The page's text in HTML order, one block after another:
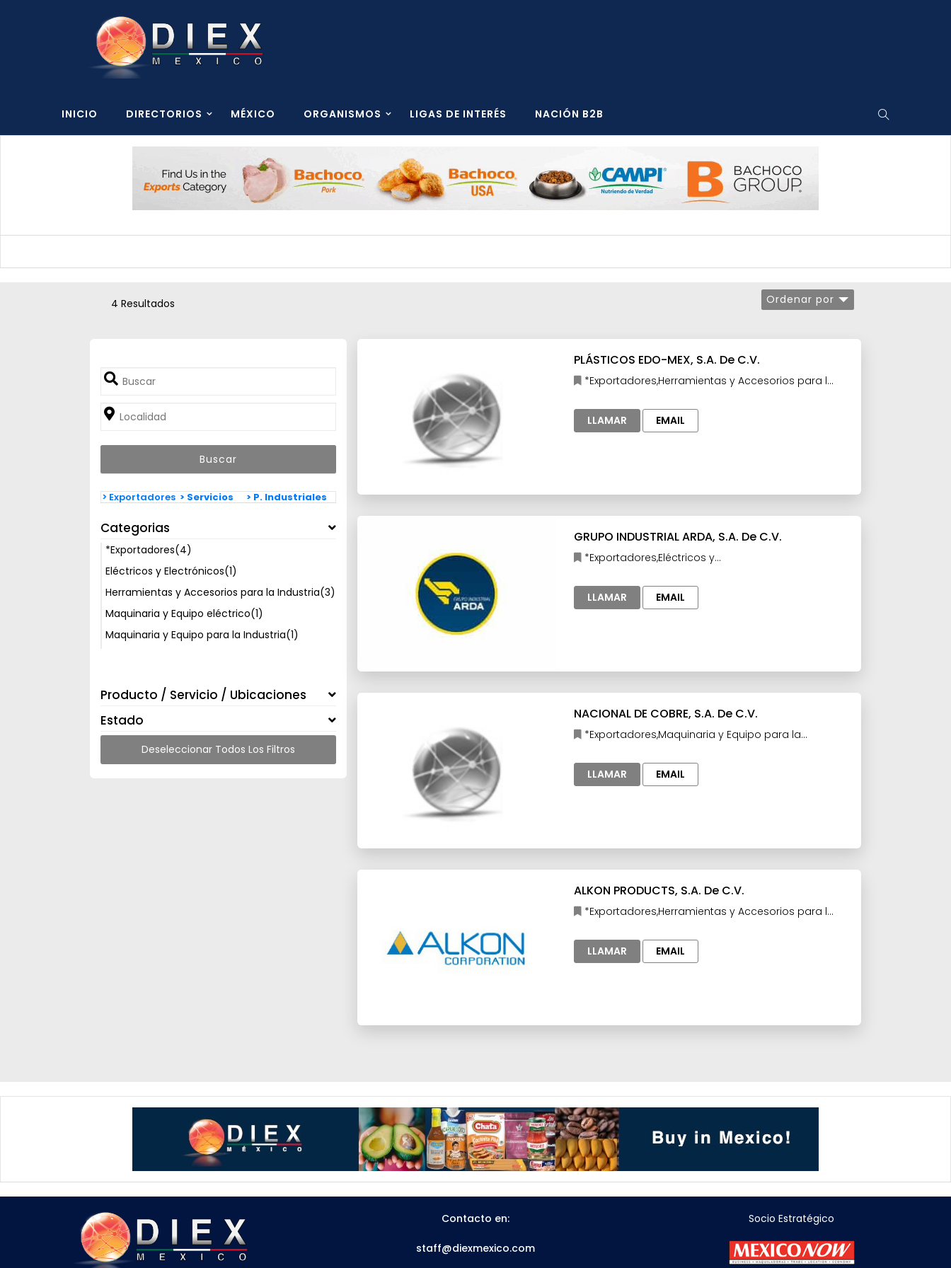
INICIO DIRECTORIOS MÉXICO ORGANISMOS LIGAS DE INTERÉS NACIÓN B2B
> Exportadores > Servicios > P. Industriales
Categorias
*Exportadores(4)
Eléctricos y Electrónicos(1)
Herramientas y Accesorios para la Industria(3)
Maquinaria y Equipo eléctrico(1)
Maquinaria y Equipo para la Industria(1)
Producto / Servicio / Ubicaciones
Estado
4 Resultados Ordenar por
Deseleccionar Todos Los Filtros
PLÁSTICOS EDO-MEX, S.A. De C.V.
*Exportadores,Herramientas y Accesorios para la
LLAMAR
EMAIL
GRUPO INDUSTRIAL ARDA, S.A. De C.V.
*Exportadores,Eléctricos y
Industria,Maquinaria y Equipo eléctrico
LLAMAR
EMAIL
NACIONAL DE COBRE, S.A. De C.V.
*Exportadores,Maquinaria y Equipo para la
LLAMAR
EMAIL
ALKON PRODUCTS, S.A. De C.V.
*Exportadores,Herramientas y Accesorios para la
LLAMAR
EMAIL
Contacto en:
staff@diexmexico.com
Socio Estratégico